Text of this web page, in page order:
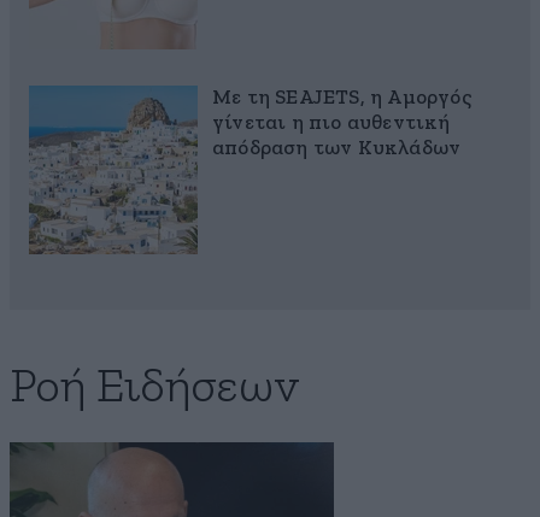
Με τη SEAJETS, η Αμοργός
γίνεται η πιο αυθεντική
απόδραση των Κυκλάδων
Ροή Ειδήσεων